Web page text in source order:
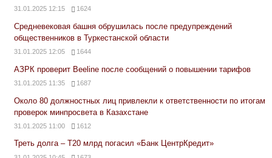
31.01.2025 12:15 1624
Средневековая башня обрушилась после предупреждений
общественников в Туркестанской области
31.01.2025 12:05 1644
АЗРК проверит Beeline после сообщений о повышении тарифов
31.01.2025 11:35 1687
Около 80 должностных лиц привлекли к ответственности по итогам
проверок минпросвета в Казахстане
31.01.2025 11:00 1612
Треть долга – Т20 млрд погасил «Банк ЦентрКредит»